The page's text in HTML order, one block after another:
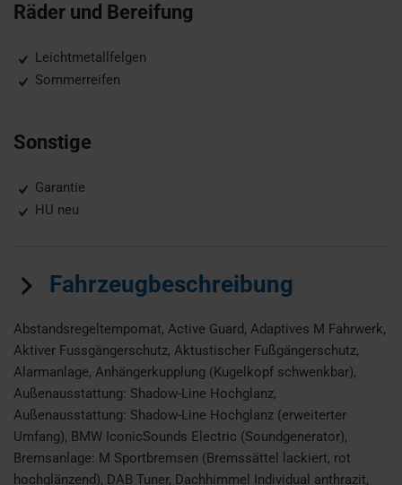
Räder und Bereifung
Leichtmetallfelgen
Sommerreifen
Sonstige
Garantie
HU neu
Fahrzeugbeschreibung
Abstandsregeltempomat, Active Guard, Adaptives M Fahrwerk,
Aktiver Fussgängerschutz, Aktustischer Fußgängerschutz,
Alarmanlage, Anhängerkupplung (Kugelkopf schwenkbar),
Außenausstattung: Shadow-Line Hochglanz,
Außenausstattung: Shadow-Line Hochglanz (erweiterter
Umfang), BMW IconicSounds Electric (Soundgenerator),
Bremsanlage: M Sportbremsen (Bremssättel lackiert, rot
hochglänzend), DAB Tuner, Dachhimmel Individual anthrazit,